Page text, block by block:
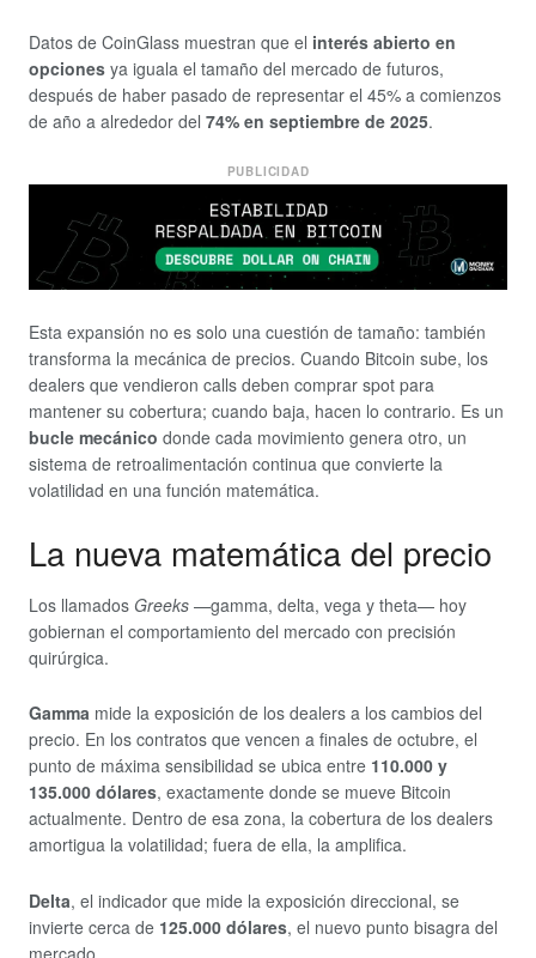
Datos de CoinGlass muestran que el interés abierto en
opciones ya iguala el tamaño del mercado de futuros,
después de haber pasado de representar el 45% a comienzos
de año a alrededor del 74% en septiembre de 2025.
PUBLICIDAD
Esta expansión no es solo una cuestión de tamaño: también
transforma la mecánica de precios. Cuando Bitcoin sube, los
dealers que vendieron calls deben comprar spot para
mantener su cobertura; cuando baja, hacen lo contrario. Es un
bucle mecánico donde cada movimiento genera otro, un
sistema de retroalimentación continua que convierte la
volatilidad en una función matemática.
La nueva matemática del precio
Los llamados Greeks —gamma, delta, vega y theta— hoy
gobiernan el comportamiento del mercado con precisión
quirúrgica.
Gamma mide la exposición de los dealers a los cambios del
precio. En los contratos que vencen a finales de octubre, el
punto de máxima sensibilidad se ubica entre 110.000 y
135.000 dólares, exactamente donde se mueve Bitcoin
actualmente. Dentro de esa zona, la cobertura de los dealers
amortigua la volatilidad; fuera de ella, la amplifica.
Delta, el indicador que mide la exposición direccional, se
invierte cerca de 125.000 dólares, el nuevo punto bisagra del
mercado.